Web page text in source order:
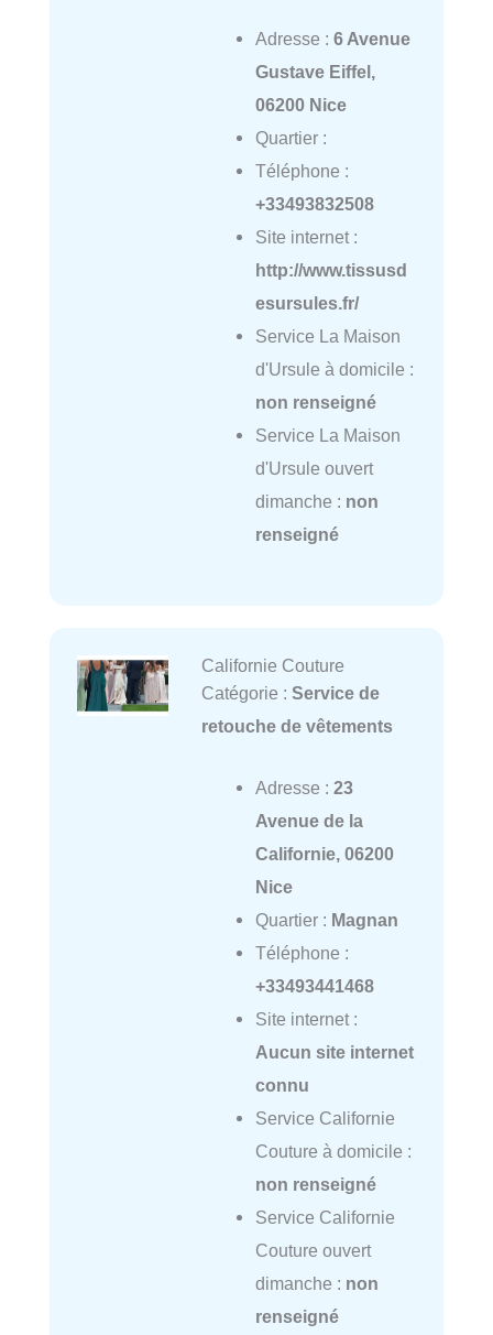
Adresse : 6 Avenue
Gustave Eiffel,
06200 Nice
Quartier :
Téléphone :
+33493832508
Site internet :
http://www.tissusd
esursules.fr/
Service La Maison
d'Ursule à domicile :
non renseigné
Service La Maison
d'Ursule ouvert
dimanche : non
renseigné
Californie Couture
Catégorie : Service de
retouche de vêtements
Adresse : 23
Avenue de la
Californie, 06200
Nice
Quartier : Magnan
Téléphone :
+33493441468
Site internet :
Aucun site internet
connu
Service Californie
Couture à domicile :
non renseigné
Service Californie
Couture ouvert
dimanche : non
renseigné